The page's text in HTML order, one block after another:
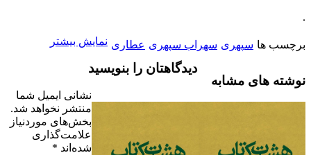
.
برچسب ها سپهری سهراب سپهری عطاری نمایش بیشتر
نوشته های مشابه
دیدگاهتان را بنویسید
نشانی ایمیل شما
منتشر نخواهد شد.
بخش‌های موردنیاز
علامت‌گذاری
شده‌اند *